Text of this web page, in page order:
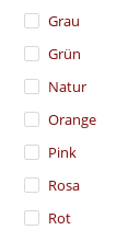
Grau
Grün
Natur
Orange
Pink
Rosa
Rot